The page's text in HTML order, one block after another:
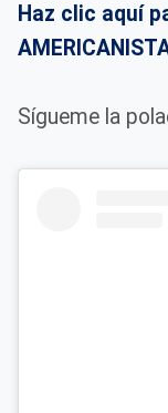
Haz clic aquí
Sígueme la